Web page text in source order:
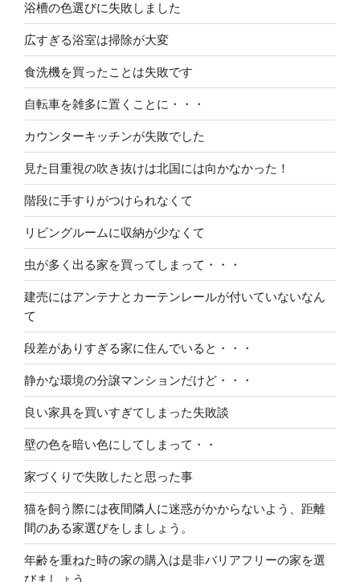
浴槽の色選びに失敗しました
広すぎる浴室は掃除が大変
食洗機を買ったことは失敗です
自転車を雑多に置くことに・・・
カウンターキッチンが失敗でした
見た目重視の吹き抜けは北国には向かなかった！
階段に手すりがつけられなくて
リビングルームに収納が少なくて
虫が多く出る家を買ってしまって・・・
建売にはアンテナとカーテンレールが付いていないなん
て
段差がありすぎる家に住んでいると・・・
静かな環境の分譲マンションだけど・・・
良い家具を買いすぎてしまった失敗談
壁の色を暗い色にしてしまって・・
家づくりで失敗したと思った事
猫を飼う際には夜間隣人に迷惑がかからないよう、距離
間のある家選びをしましょう。
年齢を重ねた時の家の購入は是非バリアフリーの家を選
びましょう。